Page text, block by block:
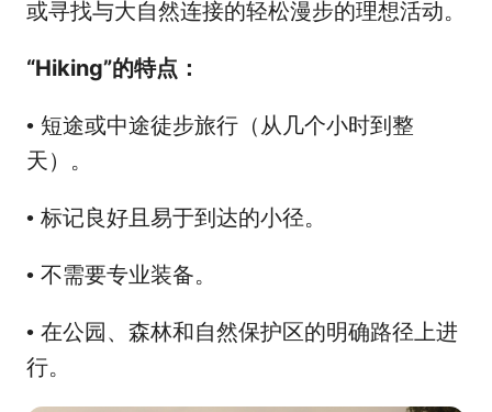
或寻找与大自然连接的轻松漫步的理想活动。
“Hiking”的特点：
•短途或中途徒步旅行（从几个小时到整
天）。
•标记良好且易于到达的小径。
•不需要专业装备。
•在公园、森林和自然保护区的明确路径上进
行。